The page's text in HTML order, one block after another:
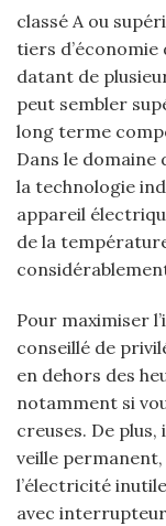
classé A ou
tiers
datant de
peut sembler
long terme
Dans le domaine
la technologie
appareil
de la
Pour maximiser
conseillé de
en dehors des
notamment si
creuses. De
veille
l’électricité
avec